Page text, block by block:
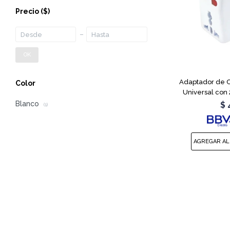
Adaptador de
Universal con
$
Precio ($)
OK
Color
Blanco (1)